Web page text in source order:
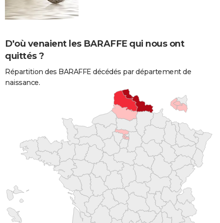
D'où venaient les BARAFFE qui nous ont
quittés ?
Répartition des BARAFFE décédés par département de
naissance.